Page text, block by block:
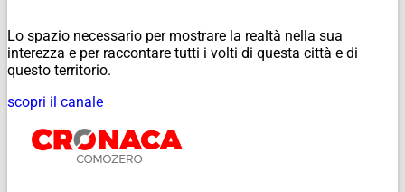
Lo spazio necessario per mostrare la realtà nella sua
interezza e per raccontare tutti i volti di questa città e di
questo territorio.
scopri il canale